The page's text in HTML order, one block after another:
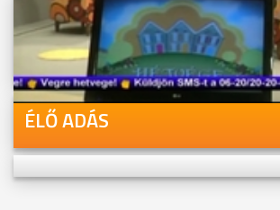
Videóink megtekinthetőek
Youtube-csatornánkon is!
ÉLŐ ADÁS